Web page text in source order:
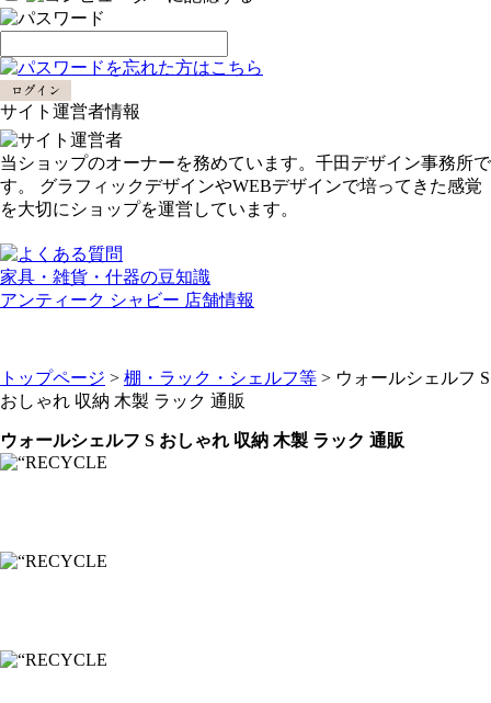
サイト運営者情報
当ショップのオーナーを務めています。千田デザイン事務所で
す。 グラフィックデザインやWEBデザインで培ってきた感覚
を大切にショップを運営しています。
家具・雑貨・什器の豆知識
アンティーク シャビー 店舗情報
トップページ > 棚・ラック・シェルフ等 > ウォールシェルフ S
おしゃれ 収納 木製 ラック 通販
ウォールシェルフ S おしゃれ 収納 木製 ラック 通販